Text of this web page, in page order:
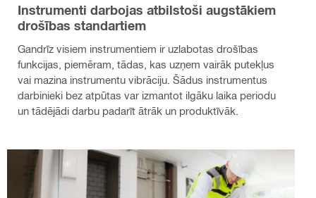
Instrumenti darbojas atbilstoši augstākiem
drošības standartiem
Gandrīz visiem instrumentiem ir uzlabotas drošības
funkcijas, piemēram, tādas, kas uzņem vairāk putekļus
vai mazina instrumentu vibrāciju. Šādus instrumentus
darbinieki bez atpūtas var izmantot ilgāku laika periodu
un tādējādi darbu padarīt ātrāk un produktīvāk.